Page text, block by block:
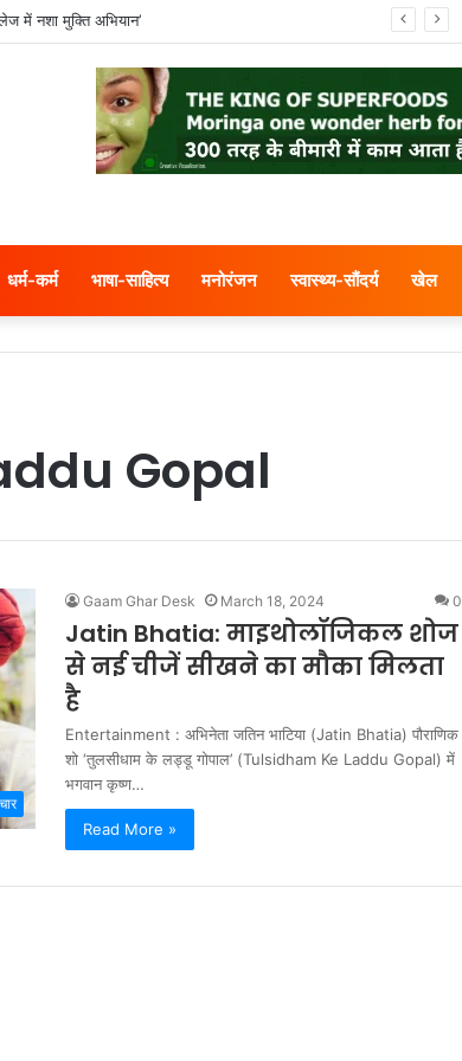
में नशा मुक्ति अभियान’
धर्म-कर्म भाषा-साहित्य मनोरंजन स्वास्थ्य-सौंदर्य खेल
Gopal
Gaam Ghar Desk March 18, 2024 0
Jatin Bhatia: माइथोलॉजिकल शोज
से नई चीजें सीखने का मौका मिलता
है
Entertainment : अभिनेता जतिन भाटिया (Jatin Bhatia) पौराणिक
शो ‘तुलसीधाम के लड्डू गोपाल’ (Tulsidham Ke Laddu Gopal) में
भगवान कृष्ण…
Read More »